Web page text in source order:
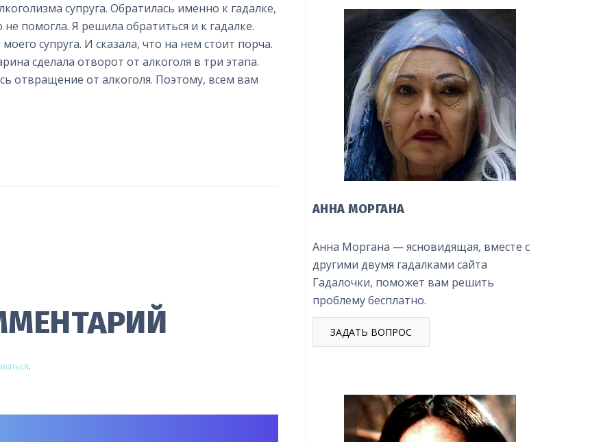
супруга. Обратилась именно к гадалке,
помогла. Я решила обратиться и к гадалке.
супруга. И сказала, что на нем стоит порча.
сделала отворот от алкоголя в три этапа.
отвращение от алкоголя. Поэтому, всем вам
.
АННА МОРГАНА
Анна Моргана — ясновидящая, вместе с
другими двумя гадалками сайта
Гадалочки, поможет вам решить
проблему бесплатно.
ЗАДАТЬ ВОПРОС